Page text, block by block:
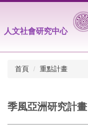
主
人文社會研究中心
首頁 重點計畫
季風亞洲研究計畫